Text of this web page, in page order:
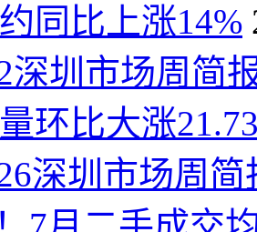
同比上涨14%
深圳市场周简
环比大涨
深圳市场周